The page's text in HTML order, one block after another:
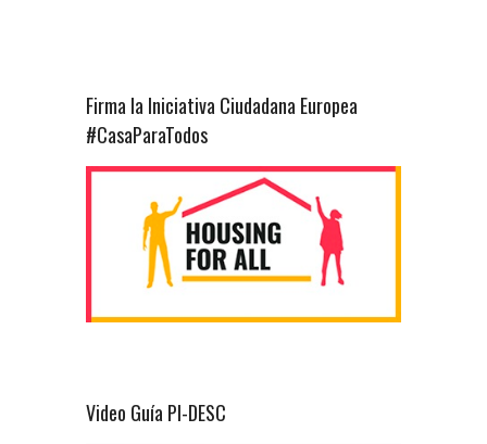
Firma la Iniciativa Ciudadana Europea
#CasaParaTodos
Video Guía PI-DESC